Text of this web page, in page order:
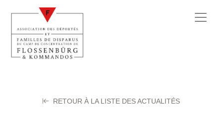
RETOUR À LA LISTE DES ACTUALITÉS